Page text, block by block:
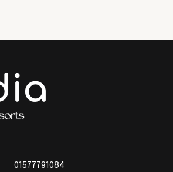
01577791084